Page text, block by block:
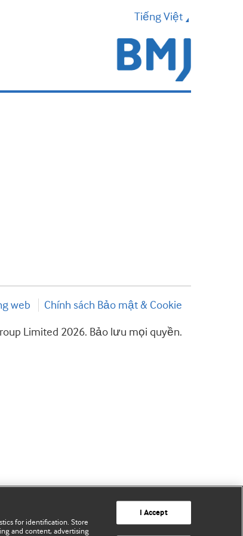
Tiếng Việt
web Chính sách Bảo mật & Cookie
Limited 2026. Bảo lưu mọi quyền.
for identification. Store
and content, advertising
I Accept